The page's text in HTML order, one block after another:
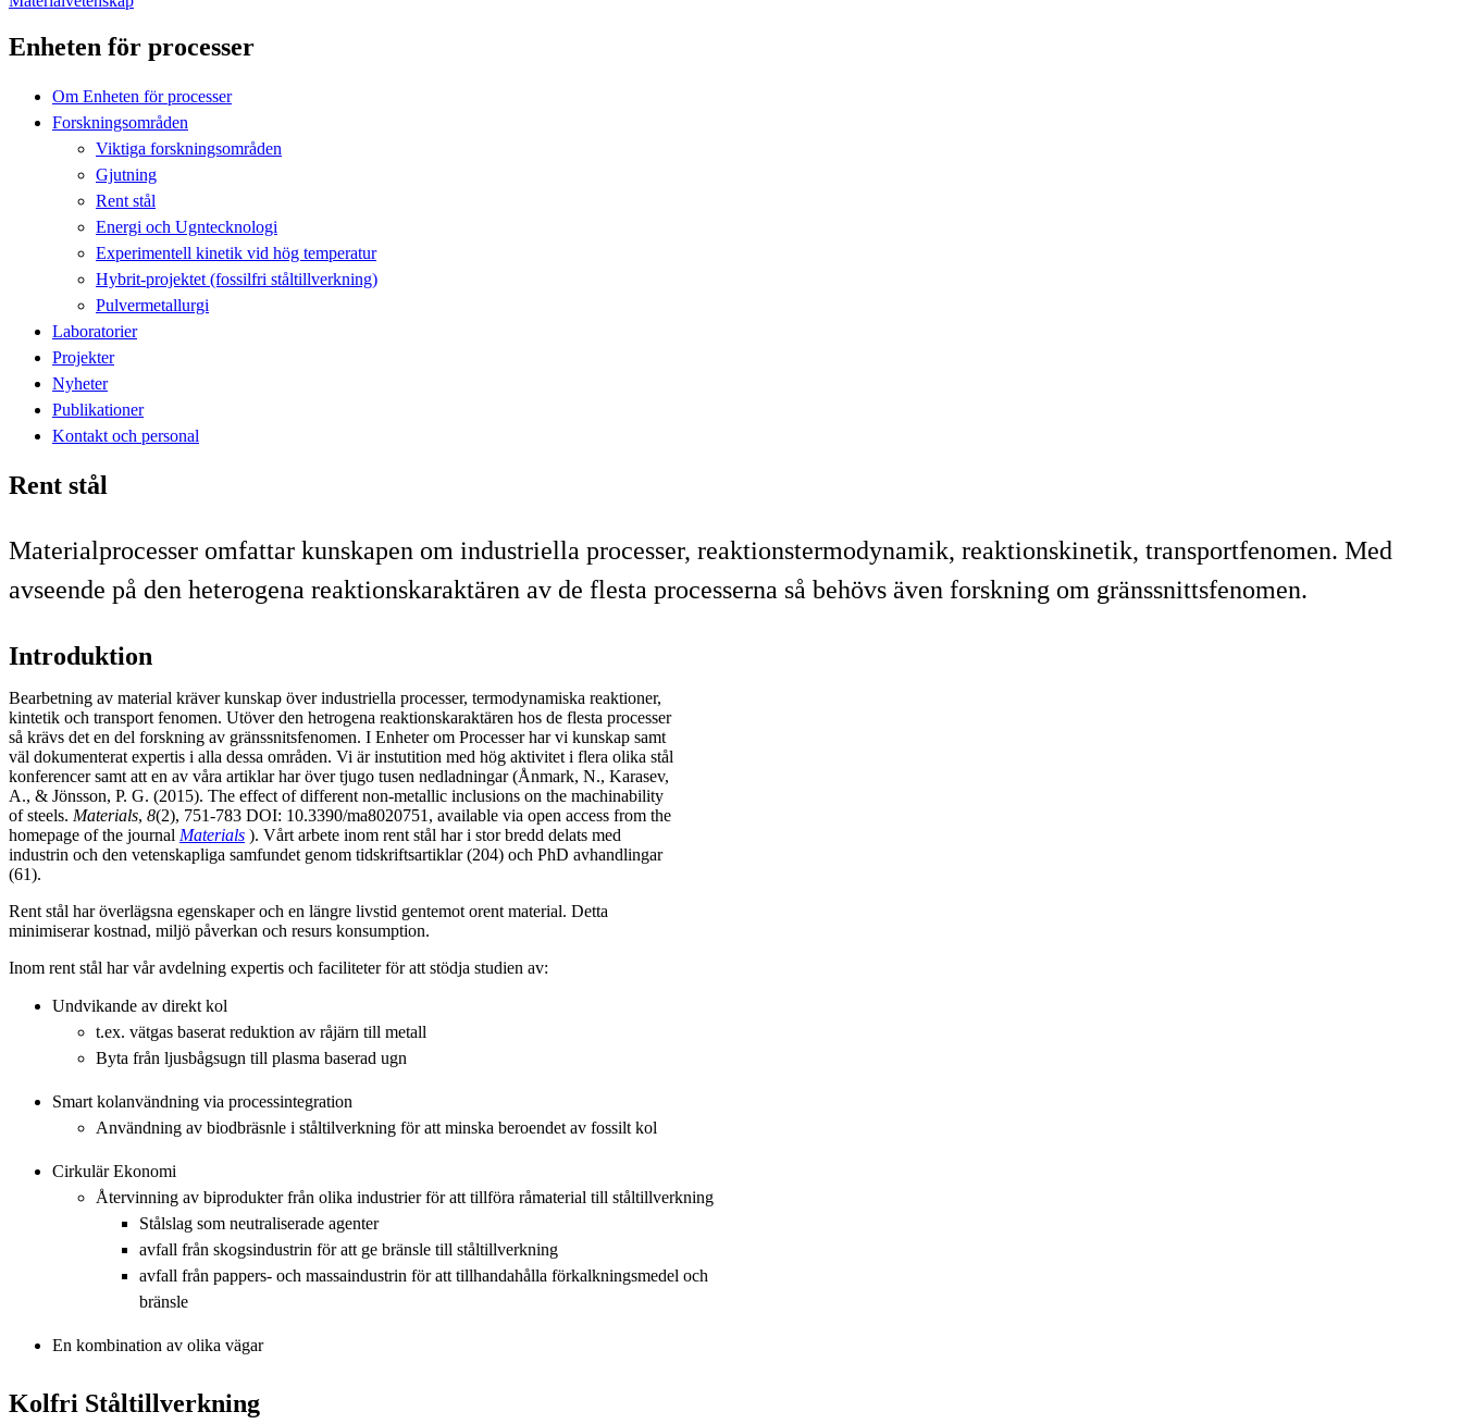
Enheten för processer
Om Enheten för processer
Forskningsområden
Viktiga forskningsområden
Gjutning
Rent stål
Energi och Ugntecknologi
Experimentell kinetik vid hög temperatur
Hybrit-projektet (fossilfri ståltillverkning)
Pulvermetallurgi
Laboratorier
Projekter
Nyheter
Publikationer
Kontakt och personal
Rent stål
Materialprocesser omfattar kunskapen om industriella processer, reaktionstermodynamik, reaktionskinetik, transportfenomen. Med
avseende på den heterogena reaktionskaraktären av de flesta processerna så behövs även forskning om gränssnittsfenomen.
Introduktion
Bearbetning av material kräver kunskap över industriella processer, termodynamiska reaktioner,
kintetik och transport fenomen. Utöver den hetrogena reaktionskaraktären hos de flesta processer
så krävs det en del forskning av gränssnitsfenomen. I Enheter om Processer har vi kunskap samt
väl dokumenterat expertis i alla dessa områden. Vi är instutition med hög aktivitet i flera olika stål
konferencer samt att en av våra artiklar har över tjugo tusen nedladningar (Ånmark, N., Karasev,
A., & Jönsson, P. G. (2015). The effect of different non-metallic inclusions on the machinability
of steels. Materials, 8(2), 751-783 DOI: 10.3390/ma8020751, available via open access from the
homepage of the journal Materials ). Vårt arbete inom rent stål har i stor bredd delats med
industrin och den vetenskapliga samfundet genom tidskriftsartiklar (204) och PhD avhandlingar
(61).
Rent stål har överlägsna egenskaper och en längre livstid gentemot orent material. Detta
minimiserar kostnad, miljö påverkan och resurs konsumption.
Inom rent stål har vår avdelning expertis och faciliteter för att stödja studien av:
Undvikande av direkt kol
t.ex. vätgas baserat reduktion av råjärn till metall
Byta från ljusbågsugn till plasma baserad ugn
Smart kolanvändning via processintegration
Användning av biodbräsnle i ståltilverkning för att minska beroendet av fossilt kol
Cirkulär Ekonomi
Återvinning av biprodukter från olika industrier för att tillföra råmaterial till ståltillverkning
Stålslag som neutraliserade agenter
avfall från skogsindustrin för att ge bränsle till ståltillverkning
avfall från pappers- och massaindustrin för att tillhandahålla förkalkningsmedel och
bränsle
En kombination av olika vägar
Kolfri Ståltillverkning